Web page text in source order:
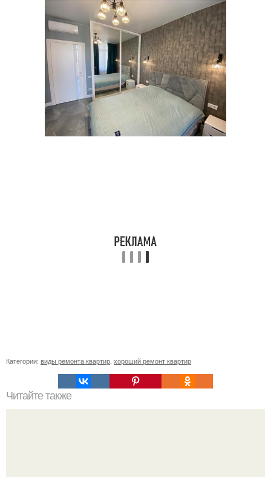
Категории: виды ремонта квартир хороший ремонт квартир
Читайте также